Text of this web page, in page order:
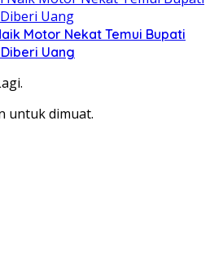
Motor Nekat Temui Bupati
Uang
untuk dimuat.